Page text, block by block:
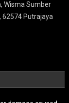
Wisma Sumber
62574 Putrajaya